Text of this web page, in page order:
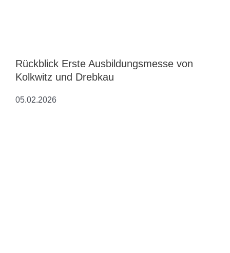
Rückblick Erste Ausbildungsmesse von
Kolkwitz und Drebkau
05.02.2026